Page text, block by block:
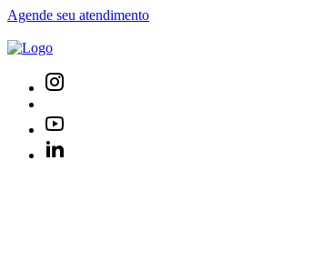
Agende seu atendimento